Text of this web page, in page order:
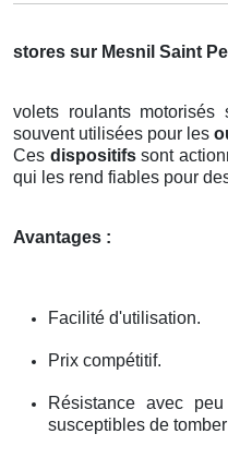
stores sur Mesnil Saint
volets roulants motorisés
souvent utilisées pour les
Ces dispositifssont
qui les rend fiables pour
Avantages :
Facilité d'utilisation.
Prix compétitif.
Résistance avec
susceptibles de